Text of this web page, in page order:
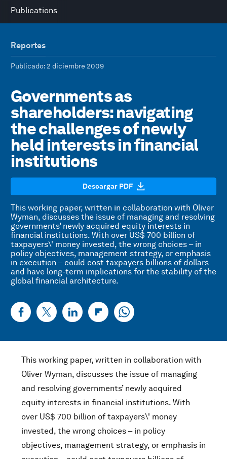
Publications
Reportes
Publicado: 2 diciembre 2009
Governments as
shareholders: navigating
the challenges of newly
held interests in financial
institutions
Descargar PDF
This working paper, written in collaboration with Oliver
Wyman, discusses the issue of managing and resolving
governments’ newly acquired equity interests in
financial institutions. With over US$ 700 billion of
taxpayers\' money invested, the wrong choices – in
policy objectives, management strategy, or emphasis
in execution – could cost taxpayers billions of dollars
and have long-term implications for the stability of the
global financial architecture.
This working paper, written in collaboration with
Oliver Wyman, discusses the issue of managing
and resolving governments’ newly acquired
equity interests in financial institutions. With
over US$ 700 billion of taxpayers\' money
invested, the wrong choices – in policy
objectives, management strategy, or emphasis in